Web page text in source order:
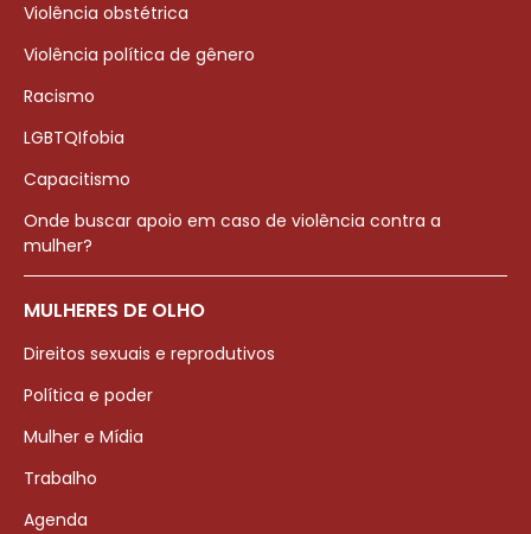
Violência obstétrica
Violência política de gênero
Racismo
LGBTQIfobia
Capacitismo
Onde buscar apoio em caso de violência contra a
mulher?
MULHERES DE OLHO
Direitos sexuais e reprodutivos
Política e poder
Mulher e Mídia
Trabalho
Agenda